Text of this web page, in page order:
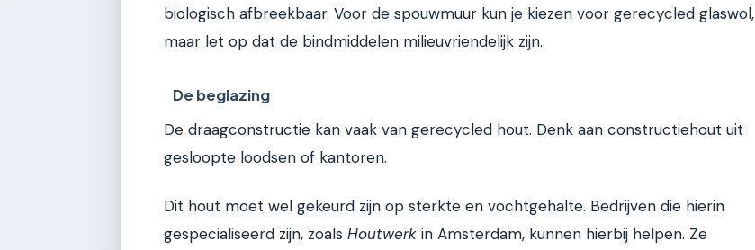
biologisch afbreekbaar. Voor de spouwmuur kun je kiezen voor gerecycled glaswol,
maar let op dat de bindmiddelen milieuvriendelijk zijn.
De beglazing
De draagconstructie kan vaak van gerecycled hout. Denk aan constructiehout uit
gesloopte loodsen of kantoren.
Dit hout moet wel gekeurd zijn op sterkte en vochtgehalte. Bedrijven die hierin
gespecialiseerd zijn, zoals Houtwerk in Amsterdam, kunnen hierbij helpen. Ze